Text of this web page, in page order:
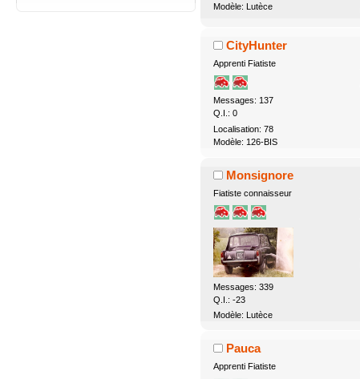
Modèle: Lutèce
CityHunter
Apprenti Fiatiste
Messages: 137
Q.I.: 0
Localisation: 78
Modèle: 126-BIS
Monsignore
Fiatiste connaisseur
Messages: 339
Q.I.: -23
Modèle: Lutèce
Pauca
Apprenti Fiatiste